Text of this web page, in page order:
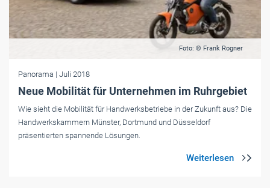
Foto: © Frank Rogner
Panorama | Juli 2018
Neue Mobilität für Unternehmen im Ruhrgebiet
Wie sieht die Mobilität für Handwerksbetriebe in der Zukunft aus? Die
Handwerkskammern Münster, Dortmund und Düsseldorf
präsentierten spannende Lösungen.